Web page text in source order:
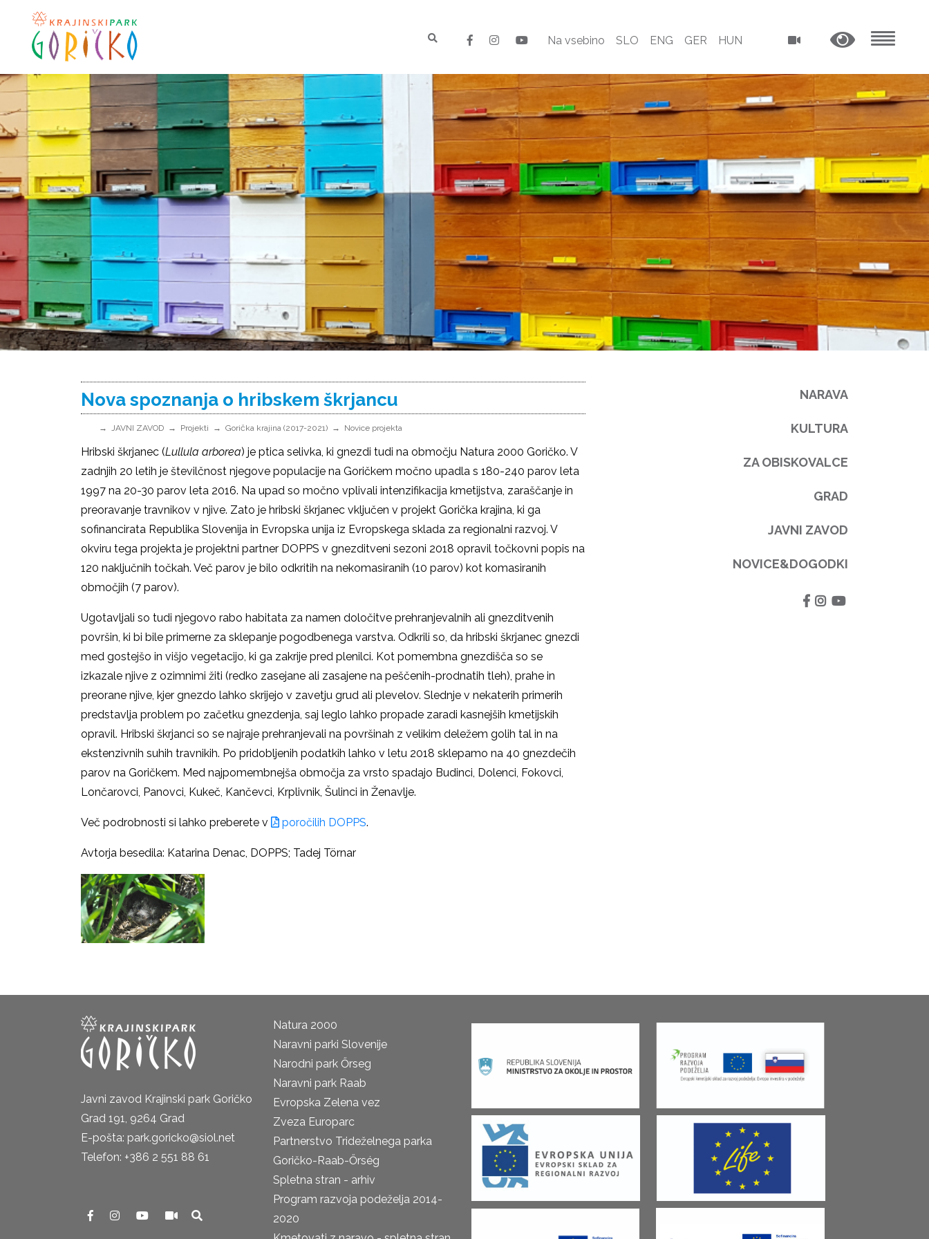
Na vsebino SLO ENG GER HUN
Nova spoznanja o hribskem škrjancu
JAVNI ZAVOD Projekti Gorička krajina (2017-2021) Novice projekta
Hribski škrjanec (Lullula arborea) je ptica selivka, ki gnezdi tudi na območju Natura 2000 Goričko. V
zadnjih 20 letih je številčnost njegove populacije na Goričkem močno upadla s 180-240 parov leta
1997 na 20-30 parov leta 2016. Na upad so močno vplivali intenzifikacija kmetijstva, zaraščanje in
preoravanje travnikov v njive. Zato je hribski škrjanec vključen v projekt Gorička krajina, ki ga
sofinancirata Republika Slovenija in Evropska unija iz Evropskega sklada za regionalni razvoj. V
okviru tega projekta je projektni partner DOPPS v gnezditveni sezoni 2018 opravil točkovni popis na
120 naključnih točkah. Več parov je bilo odkritih na nekomasiranih (10 parov) kot komasiranih
območjih (7 parov).
Ugotavljali so tudi njegovo rabo habitata za namen določitve prehranjevalnih ali gnezditvenih
površin, ki bi bile primerne za sklepanje pogodbenega varstva. Odkrili so, da hribski škrjanec gnezdi
med gostejšo in višjo vegetacijo, ki ga zakrije pred plenilci. Kot pomembna gnezdišča so se
izkazale njive z ozimnimi žiti (redko zasejane ali zasajene na peščenih-prodnatih tleh), prahe in
preorane njive, kjer gnezdo lahko skrijejo v zavetju grud ali plevelov. Slednje v nekaterih primerih
predstavlja problem po začetku gnezdenja, saj leglo lahko propade zaradi kasnejših kmetijskih
opravil. Hribski škrjanci so se najraje prehranjevali na površinah z velikim deležem golih tal in na
ekstenzivnih suhih travnikih. Po pridobljenih podatkih lahko v letu 2018 sklepamo na 40 gnezdečih
parov na Goričkem. Med najpomembnejša območja za vrsto spadajo Budinci, Dolenci, Fokovci,
Lončarovci, Panovci, Kukeč, Kančevci, Krplivnik, Šulinci in Ženavlje.
Več podrobnosti si lahko preberete v poročilih DOPPS.
Avtorja besedila: Katarina Denac, DOPPS; Tadej Törnar
NARAVA
KULTURA
ZA OBISKOVALCE
GRAD
JAVNI ZAVOD
NOVICE&DOGODKI
Javni zavod Krajinski park Goričko
Grad 191, 9264 Grad
E-pošta: park.goricko@siol.net
Telefon: +386 2 551 88 61
Natura 2000
Naravni parki Slovenije
Narodni park Őrseg
Naravni park Raab
Evropska Zelena vez
Zveza Europarc
Partnerstvo Trideželnega parka
Goričko-Raab-Őrség
Spletna stran - arhiv
Program razvoja podeželja 2014-
2020